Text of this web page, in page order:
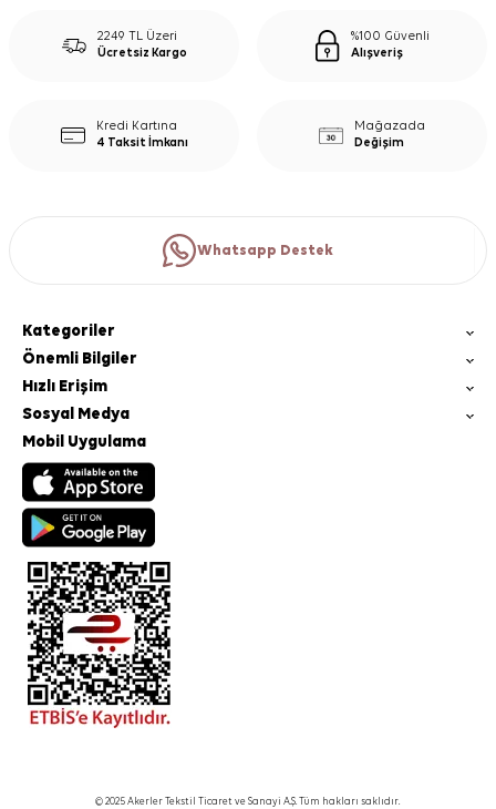
2249 TL Üzeri
Ücretsiz Kargo
%100 Güvenli
Alışveriş
Kredi Kartına
4 Taksit İmkanı
Mağazada
Değişim
Whatsapp Destek
Kategoriler
Önemli Bilgiler
Hızlı Erişim
Sosyal Medya
Mobil Uygulama
© 2025 Akerler Tekstil Ticaret ve Sanayi A.Ş. Tüm hakları saklıdır.